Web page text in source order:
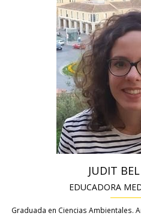
JUDIT
EDUCADORA
Graduada en Ciencias Ambientales.